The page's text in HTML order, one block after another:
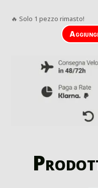
🔥 Solo 1 pezzo rimasto!